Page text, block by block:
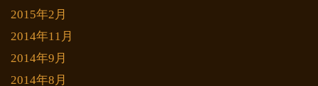
2015年2月
2014年11月
2014年9月
2014年8月